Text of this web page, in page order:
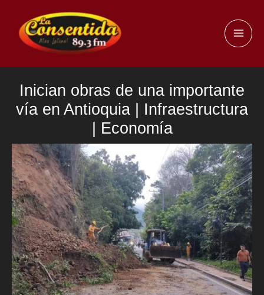
contenido
Inician obras de una importante
vía en Antioquia | Infraestructura
| Economía